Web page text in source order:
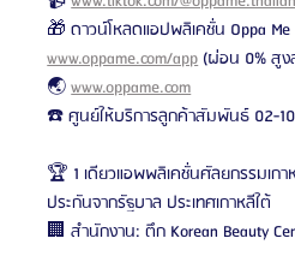
🎁 ดาวน์โหลดแอปพลิเคชั่น Oppa Me
www.oppame.com/app (ผ่อน 0% สูง
🌏 www.oppame.com
☎️ ศูนย์ให้บริการลูกค้าสัมพันธ์ 02-
🏆 1 เดียวแอพพลิเคชั่นศัลยกรรมเก
ประกันจากรัฐบาล ประเทศเกาหลีใต้
🏢 สำนักงาน: ตึก Korean Beauty